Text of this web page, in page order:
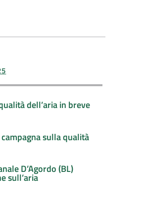
dell’aria in breve
sulla qualità
D’Agordo (BL)
sull’aria